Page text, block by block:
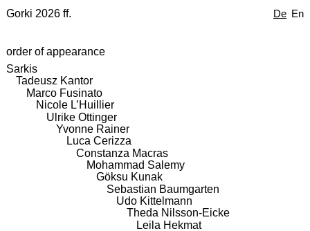
De En
Gorki 2026 ff.
order of appearance
Sarkis
Tadeusz Kantor
Marco Fusinato
Nicole L’Huillier
Ulrike Ottinger
Yvonne Rainer
Luca Cerizza
Constanza Macras
Mohammad Salemy
Göksu Kunak
Sebastian Baumgarten
Udo Kittelmann
Theda Nilsson-Eicke
Leila Hekmat